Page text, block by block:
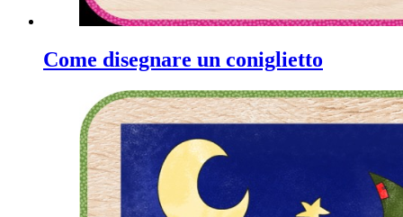
Come disegnare un coniglietto